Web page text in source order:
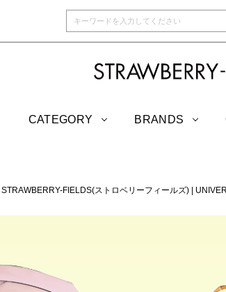
CATEGORY BRANDS
STRAWBERRY-FIELDS(ストロベリーフィールズ)